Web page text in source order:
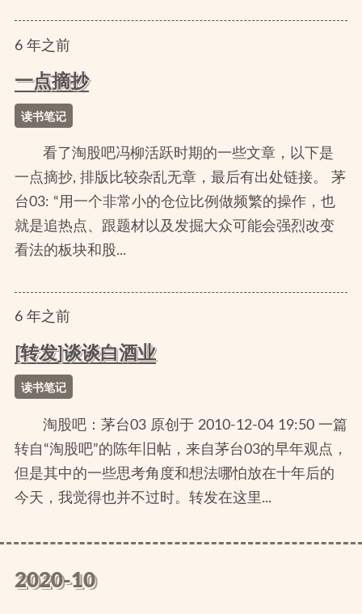
6年之前
一点摘抄
读书笔记
看了淘股吧冯柳活跃时期的一些文章，以下是
一点摘抄, 排版比较杂乱无章，最后有出处链接。 茅
台03: “用一个非常小的仓位比例做频繁的操作，也
就是追热点、跟题材以及发掘大众可能会强烈改变
看法的板块和股...
6年之前
[转发]谈谈白酒业
读书笔记
淘股吧：茅台03 原创于 2010-12-04 19:50 一篇
转自“淘股吧”的陈年旧帖，来自茅台03的早年观点，
但是其中的一些思考角度和想法哪怕放在十年后的
今天，我觉得也并不过时。转发在这里...
2020-10